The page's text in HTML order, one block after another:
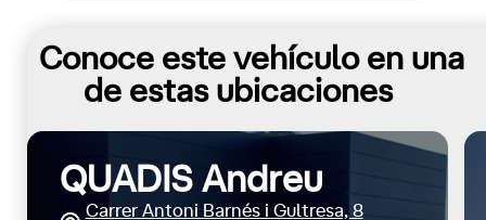
Conoce este vehículo en una
de estas ubicaciones
QUADIS Andreu
Carrer Antoni Barnés i Gultresa, 8